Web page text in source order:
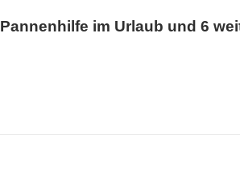
Pannenhilfe im Urlaub und 6